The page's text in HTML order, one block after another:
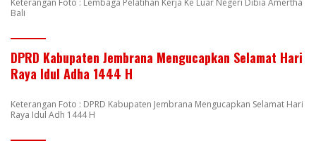
Keterangan Foto : Lembaga Pelatihan Kerja Ke Luar Negeri Dibia Amertha
Bali
DPRD Kabupaten Jembrana Mengucapkan Selamat Hari
Raya Idul Adha 1444 H
Keterangan Foto : DPRD Kabupaten Jembrana Mengucapkan Selamat Hari
Raya Idul Adh 1444 H